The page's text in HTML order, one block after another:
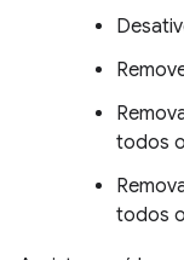
todos
todos